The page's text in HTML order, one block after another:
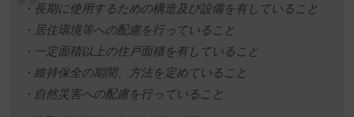
・長期に使用するための構造及び設備を有していること
・居住環境等への配慮を行っていること
・一定面積以上の住戸面積を有していること
・維持保全の期間、方法を定めていること
・自然災害への配慮を行っていること